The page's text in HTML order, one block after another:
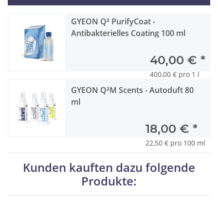
GYEON Q² PurifyCoat -
Antibakterielles Coating 100 ml
40,00 € *
400,00 € pro 1 l
GYEON Q²M Scents - Autoduft 80
ml
18,00 € *
22,50 € pro 100 ml
Kunden kauften dazu folgende
Produkte: